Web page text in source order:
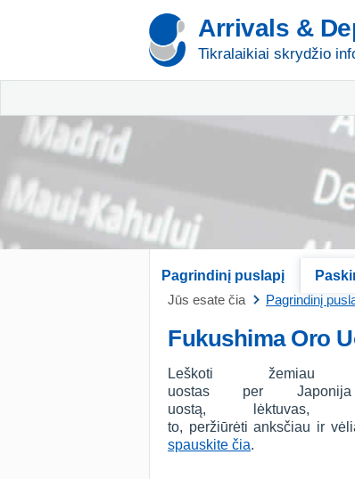
Arrivals &
Tikralaikiai skrydžio
Pagrindinį puslapį
Jūs esate čia
Pagrindinį
Fukushima Oro
Leškoti
uostas per
uostą,
to, peržiūrėti anksčiau ir
spauskite čia.